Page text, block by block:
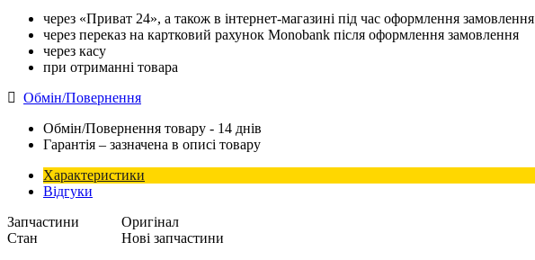
через «Приват 24», а також в інтернет-магазині під час оформлення замовлення
через переказ на картковий рахунок Monobank після оформлення замовлення
через касу
при отриманні товара
Обмін/Повернення
Обмін/Повернення товару - 14 днів
Гарантія – зазначена в описі товару
Характеристики
Відгуки
Запчастини
Оригінал
Стан
Нові запчастини